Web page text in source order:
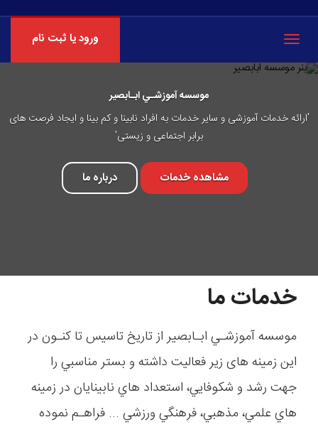
Toggle
ورود یا ثبت نام
موسسه آموزشـي ابـابصير
'ارائه خدمات آموزشی و سایر خدمات به افراد نابینا و کم بینا و ایجاد فرصت های
برابر اجتماعی و زیستی'
مشاهده خدمات درباره ما
خدمات ما
موسسه آموزشـي ابـابصير از تاريخ تاسیس تا كنـون در
اين زمينه های زیر فعاليت داشته و بستر مناسبي را
جهت رشد و شكوفايي، استعداد هاي نابينايان در زمينه
هاي علمي، مذهبي، فرهنگي ورزشي ... فراهـم نموده